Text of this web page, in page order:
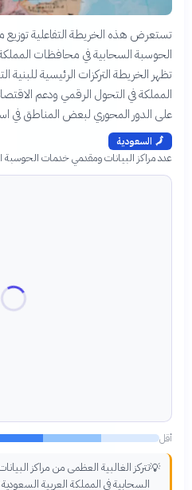
تستعرض هذه الخريطة التفاعلية توزيع
تظهر الخريطة التركزات الرئيسية
المملكة في التحول الرقمي ودعم
على الدور المحوري لبعض المناطق في
🗾 السعودية
عدد مراكز البيانات ومقدمي خدمات الحوسبة
أقل
💡تتركز الغالبية العظمى من مراكز
السحابية في المملكة العربية